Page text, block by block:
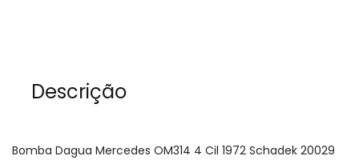
Descrição
Bomba Dagua Mercedes OM314 4 Cil 1972 Schadek 20029